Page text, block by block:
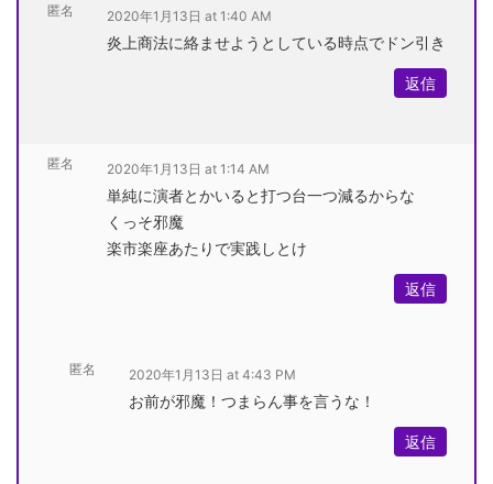
匿名 2020年1月13日 at 1:40 AM
炎上商法に絡ませようとしている時点でドン引き
返信
匿名 2020年1月13日 at 1:14 AM
単純に演者とかいると打つ台一つ減るからな
くっそ邪魔
楽市楽座あたりで実践しとけ
返信
匿名 2020年1月13日 at 4:43 PM
お前が邪魔！つまらん事を言うな！
返信